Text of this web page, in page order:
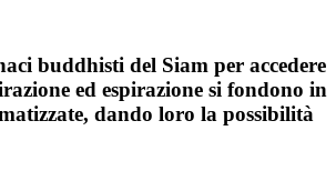
buddhisti del Siam per accedere
ed espirazione si fondono in
dando loro la possibilità